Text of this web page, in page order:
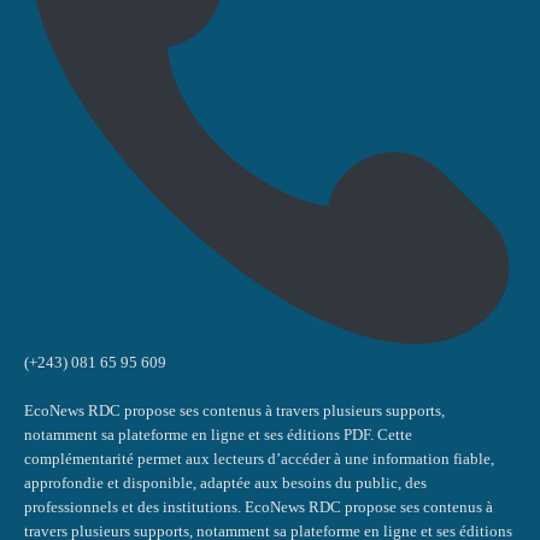
(+243) 081 65 95 609
EcoNews RDC propose ses contenus à travers plusieurs supports,
notamment sa plateforme en ligne et ses éditions PDF. Cette
complémentarité permet aux lecteurs d’accéder à une information fiable,
approfondie et disponible, adaptée aux besoins du public, des
professionnels et des institutions. EcoNews RDC propose ses contenus à
travers plusieurs supports, notamment sa plateforme en ligne et ses éditions